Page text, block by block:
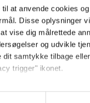
at anvende cookies
Disse oplysninger
vise dig målrettede
og udvikle
samtykke tilbage
trigger" ikonet.
af The